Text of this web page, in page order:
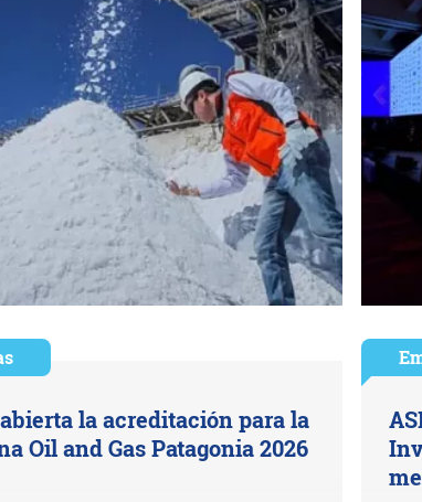
la acreditación para la
Oil and Gas Patagonia 2026